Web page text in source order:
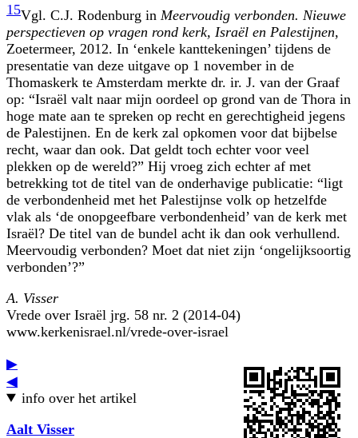
15Vgl. C.J. Rodenburg in Meervoudig verbonden. Nieuwe
perspectieven op vragen rond kerk, Israël en Palestijnen,
Zoetermeer, 2012. In ‘enkele kanttekeningen’ tijdens de
presentatie van deze uitgave op 1 november in de
Thomaskerk te Amsterdam merkte dr. ir. J. van der Graaf
op: “Israël valt naar mijn oordeel op grond van de Thora in
hoge mate aan te spreken op recht en gerechtigheid jegens
de Palestijnen. En de kerk zal opkomen voor dat bijbelse
recht, waar dan ook. Dat geldt toch echter voor veel
plekken op de wereld?” Hij vroeg zich echter af met
betrekking tot de titel van de onderhavige publicatie: “ligt
de verbondenheid met het Palestijnse volk op hetzelfde
vlak als ‘de onopgeefbare verbondenheid’ van de kerk met
Israël? De titel van de bundel acht ik dan ook verhullend.
Meervoudig verbonden? Moet dat niet zijn ‘ongelijksoortig
verbonden’?”
A. Visser
Vrede over Israël jrg. 58 nr. 2 (2014-04)
www.kerkenisrael.nl/vrede-over-israel
▶
◀
info over het artikel
Aalt Visser